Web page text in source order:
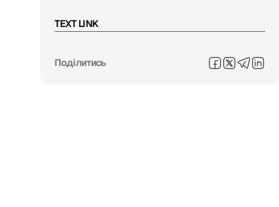
TEXT LINK
Поділитись